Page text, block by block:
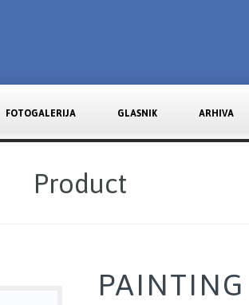
FOTOGALERIJA GLASNIK ARHIVA
Product